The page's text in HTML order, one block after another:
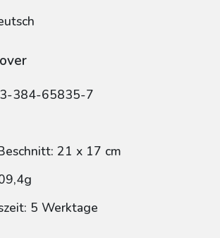
384-65835-7
21 x 17 cm
5 Werktage